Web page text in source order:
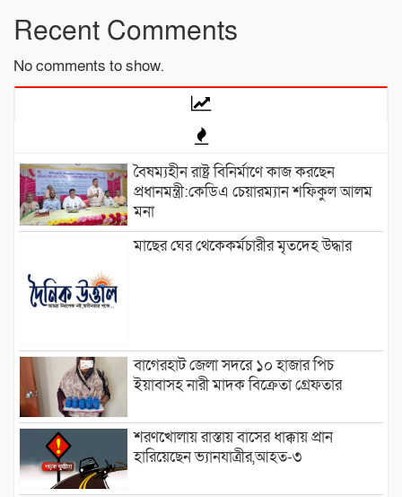
Recent Comments
No comments to show.
বৈষম্যহীন রাষ্ট্র বিনির্মাণে কাজ করছেন
প্রধানমন্ত্রী:কেডিএ চেয়ারম্যান শফিকুল আলম
মনা
মাছের ঘের থেকেকর্মচারীর মৃতদেহ উদ্ধার
বাগেরহাট জেলা সদরে ১০ হাজার পিচ
ইয়াবাসহ নারী মাদক বিক্রেতা গ্রেফতার
শরণখোলায় রাস্তায় বাসের ধাক্কায় প্রান
হারিয়েছেন ভ্যানযাত্রীর,আহত-৩